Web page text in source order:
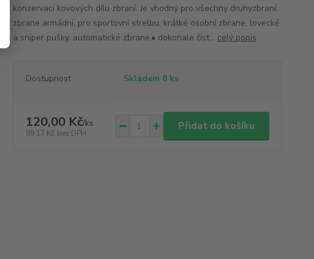
konzervaci kovových dílu zbraní. Je vhodný pro všechny druhyzbraní:
zbrane armádní, pro sportovní strelbu, krátké osobní zbrane, lovecké
a sniper pušky, automatické zbrane.• dokonale čist... celý popis
Dostupnost Skladem 8 ks
120,00 Kč/ks
99,17 Kč bez DPH
Přidat do košíku